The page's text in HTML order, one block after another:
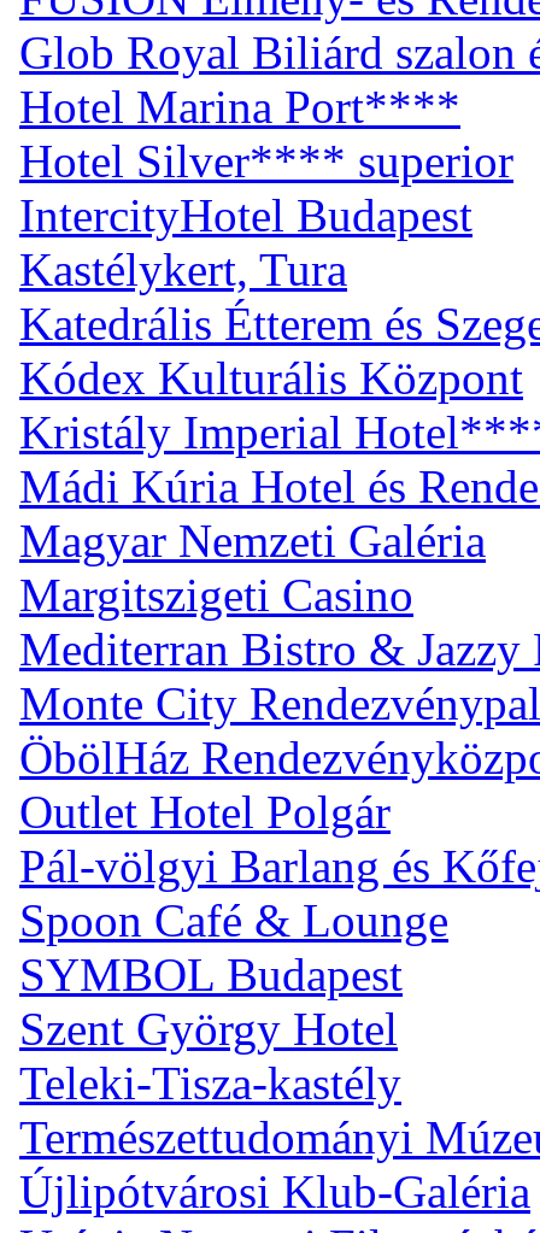
Glob Royal Biliárd szalon
Hotel Marina Port****
Hotel Silver**** superior
IntercityHotel Budapest
Kastélykert, Tura
Katedrális Étterem és
Kódex Kulturális Központ
Kristály Imperial
Mádi Kúria Hotel és
Magyar Nemzeti Galéria
Margitszigeti Casino
Mediterran Bistro & Jazzy
Monte City
ÖbölHáz
Outlet Hotel Polgár
Pál-völgyi Barlang és
Spoon Café & Lounge
SYMBOL Budapest
Szent György Hotel
Teleki-Tisza-kastély
Természettudományi
Újlipótvárosi Klub-Galéria